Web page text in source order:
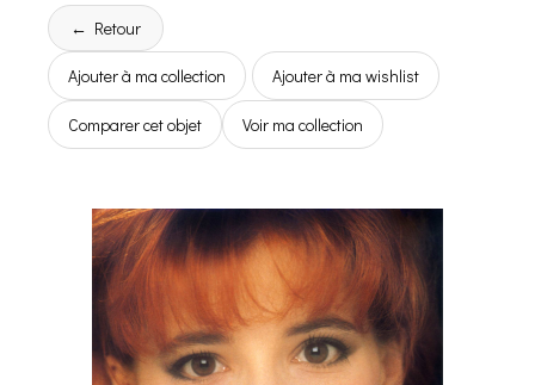
← Retour
Ajouter à ma collection Ajouter à ma wishlist
Comparer cet objet Voir ma collection